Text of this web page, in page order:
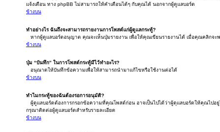
แจ้งเตือน ทาง phpBB ไม่สามารถให้คำเตือนได้ๆ กับคุณได้ นอกจากผู้ดูแลบอร์ด
ข้างบน
ทำอย่างไร ฉันถึงจะสามารถรายงานการโพสต์แก่ผู้ดูแลกระทู้?
หากผู้ดูแลบอร์ดอนุญาต คุณจะเห็นปุ่มรายงาน เพื่อให้คุณเขียนรายงานได้ เมื่อคุณคลิกจะ
ข้างบน
ปุ่ม “บันทึก” ในการโพสต์กระทู้มีไว้ทำอะไร?
อนุณาตให้บันทึกข้อความเพื่อให้สามารถนำมาแก้ไขหรือใช้งานต่อได้
ข้างบน
ทำไมกระทู้ของฉันต้องรอการอนุมัติ?
ผู้ดูแลบอร์ดต้องการกรอกข้อความที่คุณโพสต์ก่อน อาจเป็นไปได้ว่าผู้ดุแลบอร์ดให้คุณไปอ
กรุณาติดต่อผู้ดูแลบอร์ดสำหรับรายละเอียด
ข้างบน